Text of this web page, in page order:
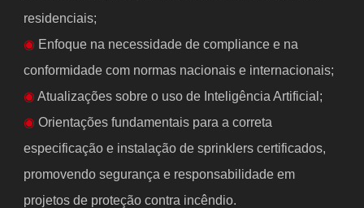
residenciais;
◉ Enfoque na necessidade de compliance e na
conformidade com normas nacionais e internacionais;
◉ Atualizações sobre o uso de Inteligência Artificial;
◉ Orientações fundamentais para a correta
especificação e instalação de sprinklers certificados,
promovendo segurança e responsabilidade em
projetos de proteção contra incêndio.